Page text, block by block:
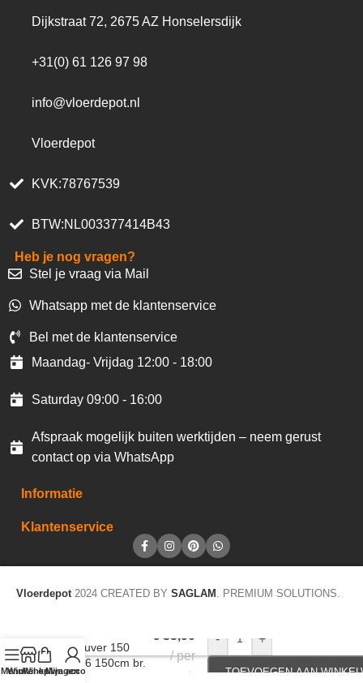
Dijkstraat 72, 2675 AZ Honselersdijk
+31(0) 61 126 97 98
info@vloerdepot.nl
Vloerdepot
KVK:78767539
BTW:NL003377414B43
Heb je nog vragen?
Stel je vraag via Mail
Whatsapp met de klantenservice
Bel met de klantenservice
Maandag- Vrijdag 12:00 - 18:00
Saturday 09:00 - 16:00
Afspraak mogelijk buiten werktijden – neem gerust
contact op via WhatsApp
Informatie
Klantenservice
Vloerdepot 2024 CREATED BY SAGLAM . PREMIUM SOLUTIONS.
Menu
Winkel op
Winkelwagen
Mijn account
Vancouver 150
522006 150cm br.
kleur 572
€ 35,90
per
mtr
- +
TOEVOEGEN AAN